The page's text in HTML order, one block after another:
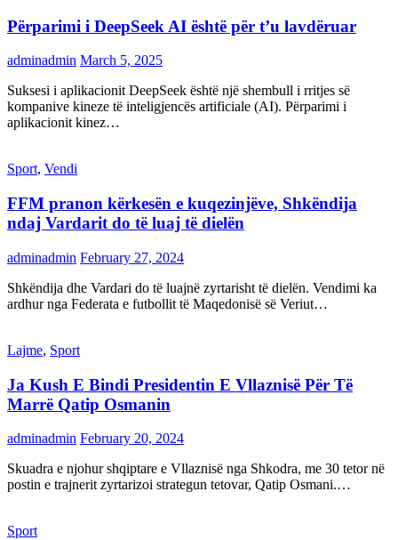
Përparimi i DeepSeek AI është për t’u lavdëruar
adminadmin March 5, 2025
Suksesi i aplikacionit DeepSeek është një shembull i rritjes së
kompanive kineze të inteligjencës artificiale (AI). Përparimi i
aplikacionit kinez…
Sport, Vendi
FFM pranon kërkesën e kuqezinjëve, Shkëndija
ndaj Vardarit do të luaj të dielën
adminadmin February 27, 2024
Shkëndija dhe Vardari do të luajnë zyrtarisht të dielën. Vendimi ka
ardhur nga Federata e futbollit të Maqedonisë së Veriut…
Lajme, Sport
Ja Kush E Bindi Presidentin E Vllaznisë Për Të
Marrë Qatip Osmanin
adminadmin February 20, 2024
Skuadra e njohur shqiptare e Vllaznisë nga Shkodra, me 30 tetor në
postin e trajnerit zyrtarizoi strategun tetovar, Qatip Osmani.…
Sport